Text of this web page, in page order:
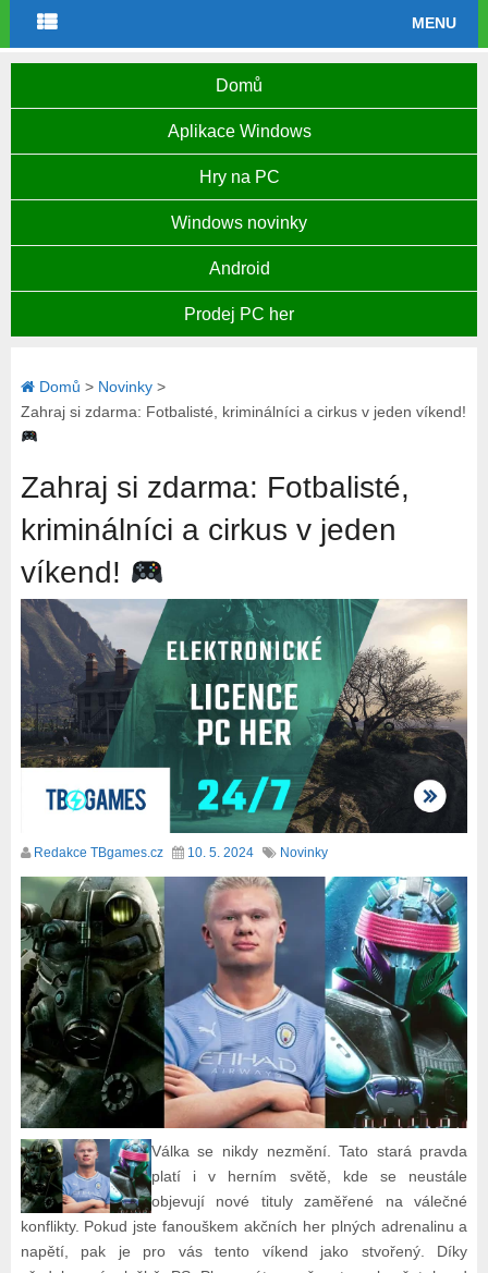
MENU
Domů
Aplikace Windows
Hry na PC
Windows novinky
Android
Prodej PC her
Domů > Novinky>
Zahraj si zdarma: Fotbalisté, kriminálníci a cirkus v jeden víkend!
Zahraj si zdarma: Fotbalisté,
kriminálníci a cirkus v jeden
víkend!
Redakce TBgames.cz 10. 5. 2024 Novinky
Válka se nikdy nezmění. Tato stará pravda
platí i v herním světě, kde se neustále
objevují nové tituly zaměřené na válečné
konflikty. Pokud jste fanouškem akčních her plných adrenalinu a
napětí, pak je pro vás tento víkend jako stvořený. Díky